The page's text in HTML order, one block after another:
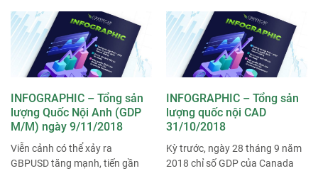
INFOGRAPHIC – Tổng sản
lượng Quốc Nội Anh (GDP
M/M) ngày 9/11/2018
Viễn cảnh có thể xảy ra
GBPUSD tăng mạnh, tiến gần
INFOGRAPHIC – Tổng sản
lượng quốc nội CAD
31/10/2018
Kỳ trước, ngày 28 tháng 9 năm
2018 chỉ số GDP của Canada